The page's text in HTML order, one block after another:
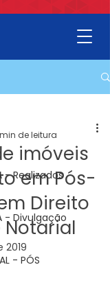
- Realizados
- Divulgação
- PÓS
imóveis
em Pós-
Direito
de leitura
2019